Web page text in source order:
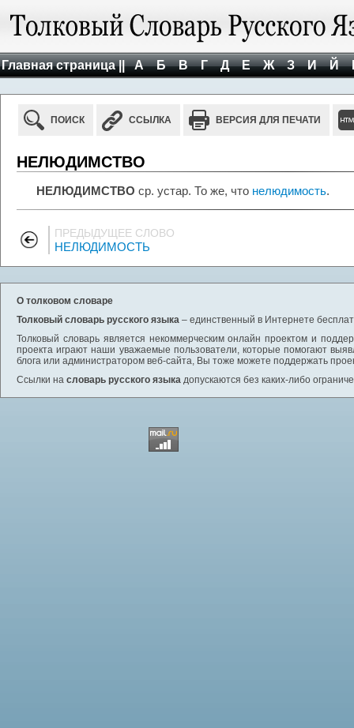
Главная страница || А Б В Г Д Е Ж З И Й
ПОИСК ССЫЛКА ВЕРСИЯ ДЛЯ ПЕЧАТИ
НЕЛЮДИМСТВО
НЕЛЮДИМСТВО ср. устар. То же, что нелюдимость.
ПРЕДЫДУЩЕЕ СЛОВО
НЕЛЮДИМОСТЬ
О толковом словаре
Толковый словарь русского языка – единственный в Интернете
Толковый словарь является некоммерческим онлайн проектом и
проекта играют наши уважаемые пользователи, которые помогают
блога или администратором веб-сайта, Вы тоже можете поддержать
Ссылки на словарь русского языка допускаются без каких-либо